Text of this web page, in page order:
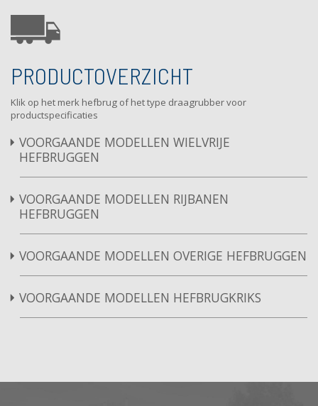
PRODUCTOVERZICHT
Klik op het merk hefbrug of het type draagrubber voor
productspecificaties
VOORGAANDE MODELLEN WIELVRIJE
HEFBRUGGEN
VOORGAANDE MODELLEN RIJBANEN
HEFBRUGGEN
VOORGAANDE MODELLEN OVERIGE HEFBRUGGEN
VOORGAANDE MODELLEN HEFBRUGKRIKS